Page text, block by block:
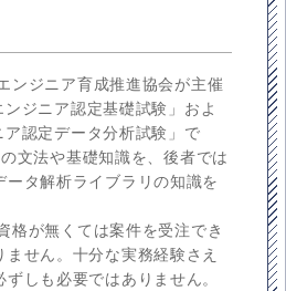
ンジニア育成推進協会が主催
ジニア認定基礎試験」およ
認定データ分析試験」で
文法や基礎知識を、後者では
タ解析ライブラリの知識を
格が無くては案件を受注でき
せん。十分な実務経験さえ
しも必要ではありません。